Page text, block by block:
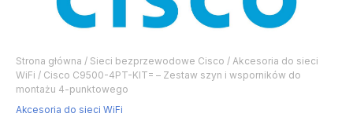
Strona główna / Sieci bezprzewodowe Cisco / Akcesoria do sieci
WiFi / Cisco C9500-4PT-KIT= – Zestaw szyn i wsporników do
montażu 4-punktowego
Akcesoria do sieci WiFi
wsporników
4-
punktowego
wsporników
4-
punktowego